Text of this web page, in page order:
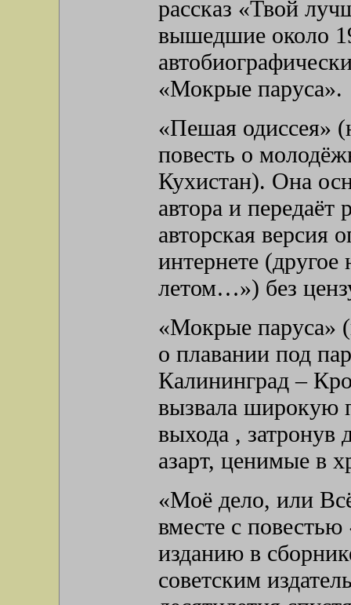
рассказ «Твой
вышедшие около
«Мокрые паруса».
«Пешая одиссея»
повесть о
Кухистан). Она
автора и
авторская версия
интернете
летом…») без
«Мокрые паруса»
о плавании под
Калининград –
вызвала широкую
выхода , затронув
азарт, ценимые в
«Моё дело, или
вместе с
изданию в
советским